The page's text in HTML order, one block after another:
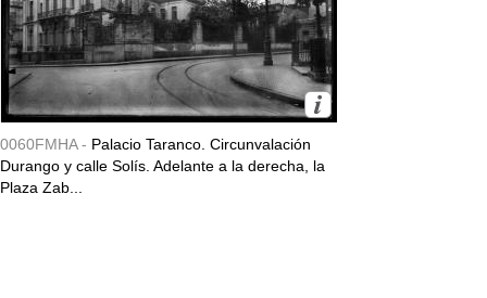
0060FMHA - Palacio Taranco. Circunvalación
Durango y calle Solís. Adelante a la derecha, la
Plaza Zab...